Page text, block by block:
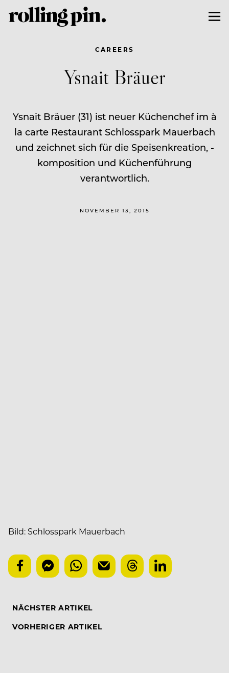
CAREERS
Ysnait Bräuer
Ysnait Bräuer (31) ist neuer Küchenchef im à
la carte Restaurant Schlosspark Mauerbach
und zeichnet sich für die Speisenkreation, -
komposition und Küchenführung
verantwortlich.
NOVEMBER 13, 2015
Bild: Schlosspark Mauerbach
NÄCHSTER ARTIKEL
VORHERIGER ARTIKEL